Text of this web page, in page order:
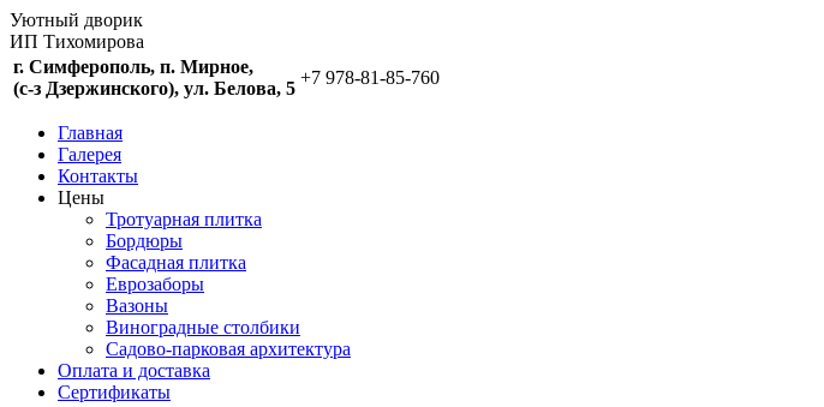
Уютный дворик
ИП Тихомирова
г. Симферополь, п. Мирное,
(c-з Дзержинского), ул. Белова, 5
+7 978-81-85-760
Главная
Галерея
Контакты
Цены
Тротуарная плитка
Бордюры
Фасадная плитка
Еврозаборы
Вазоны
Виноградные столбики
Садово-парковая архитектура
Оплата и доставка
Сертификаты